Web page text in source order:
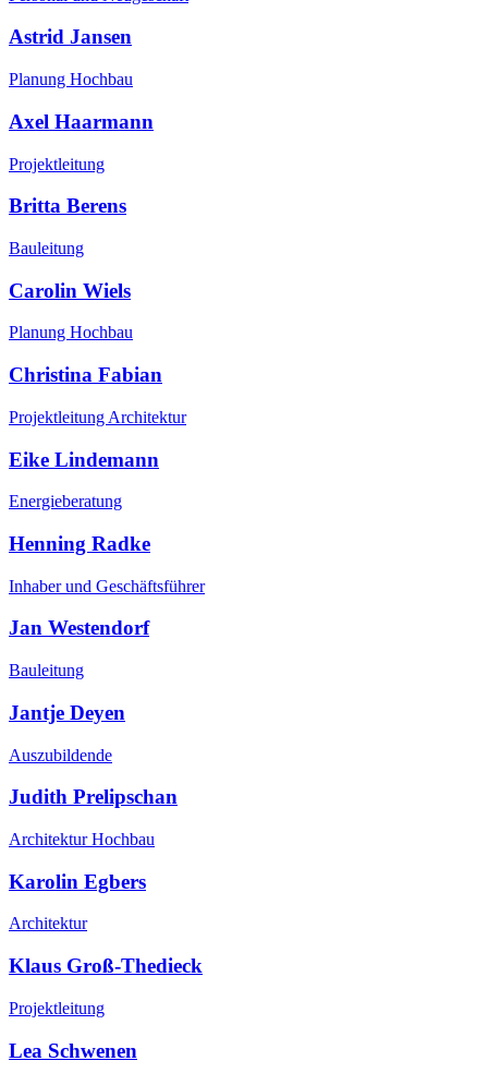
Astrid Jansen
Planung Hochbau
Axel Haarmann
Projektleitung
Britta Berens
Bauleitung
Carolin Wiels
Planung Hochbau
Christina Fabian
Projektleitung Architektur
Eike Lindemann
Energieberatung
Henning Radke
Inhaber und Geschäftsführer
Jan Westendorf
Bauleitung
Jantje Deyen
Auszubildende
Judith Prelipschan
Architektur Hochbau
Karolin Egbers
Architektur
Klaus Groß-Thedieck
Projektleitung
Lea Schwenen